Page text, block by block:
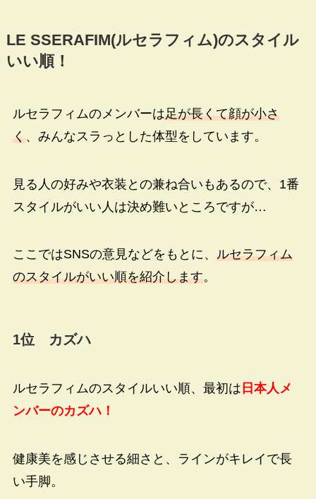
LE SSERAFIM(ルセラフィム)のスタイル
いい順！
ルセラフィムのメンバーは足が長くて顔が小さ
く、みんなスラっとした体型をしています。
見る人の好みや衣装との兼ね合いもあるので、1番
スタイルがいい人は決め難いところですが…
ここではSNSの意見などをもとに、 ルセラフィム
のスタイルがいい順を紹介します。
1位 カズハ
ルセラフィムのスタイルいい順、最初は 日本人メ
ンバーのカズハ！
健康美を感じさせる細さと、ラインがキレイで長
い手脚。